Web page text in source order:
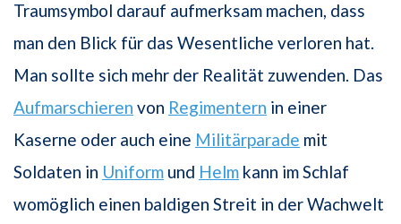
Traumsymbol darauf aufmerksam machen, dass
man den Blick für das Wesentliche verloren hat.
Man sollte sich mehr der Realität zuwenden. Das
Aufmarschieren von Regimentern in einer
Kaserne oder auch eine Militärparade mit
Soldaten in Uniform und Helm kann im Schlaf
womöglich einen baldigen Streit in der Wachwelt